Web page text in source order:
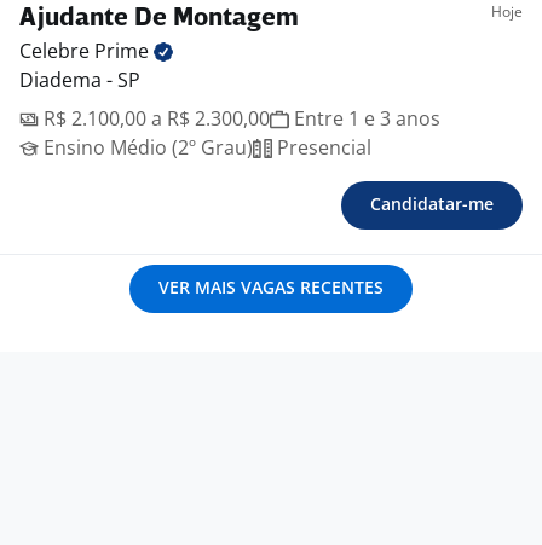
Ajudante De Montagem Hoje
Celebre Prime
Diadema - SP
R$ 2.100,00 a R$ 2.300,00
Entre 1 e 3 anos
Ensino Médio (2º Grau)
Presencial
Candidatar-me
VER MAIS VAGAS RECENTES